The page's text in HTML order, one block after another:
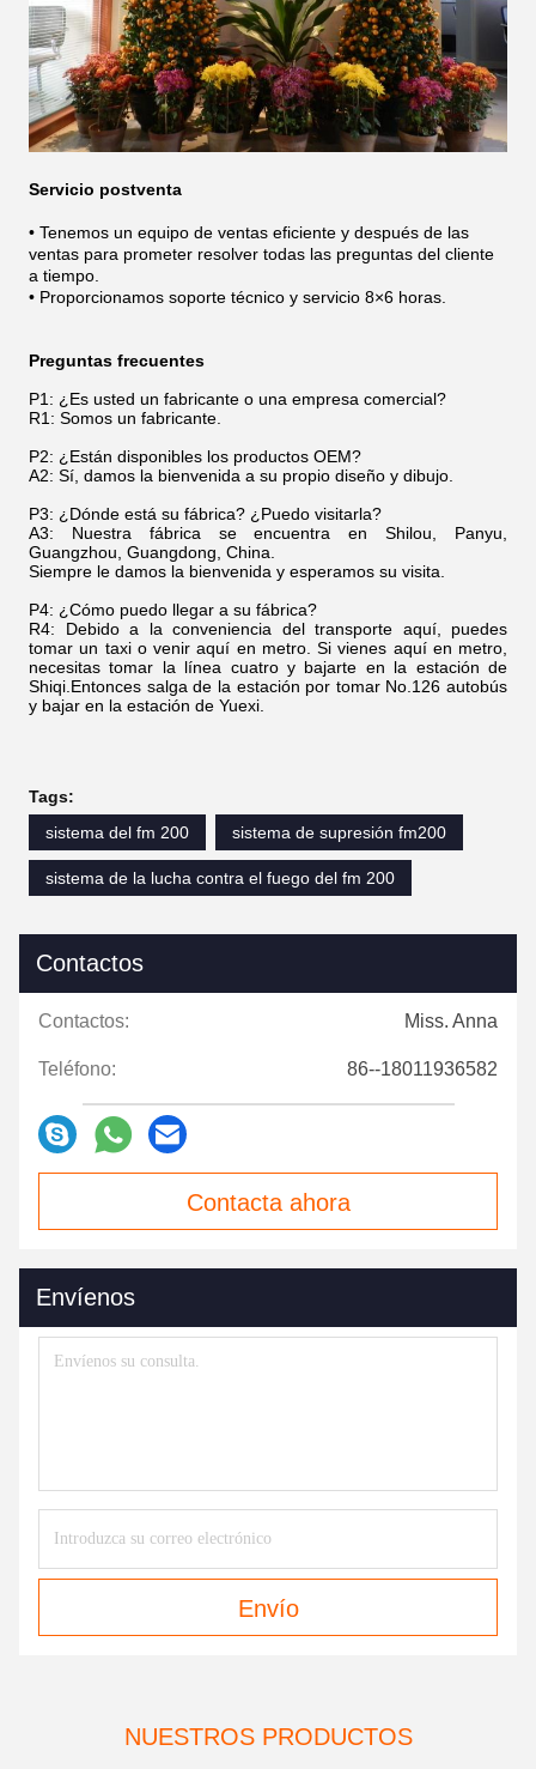
Servicio postventa
• Tenemos un equipo de ventas eficiente y después de las
ventas para prometer resolver todas las preguntas del cliente
a tiempo.
• Proporcionamos soporte técnico y servicio 8×6 horas.
Preguntas frecuentes
P1: ¿Es usted un fabricante o una empresa comercial?
R1: Somos un fabricante.
P2: ¿Están disponibles los productos OEM?
A2: Sí, damos la bienvenida a su propio diseño y dibujo.
P3: ¿Dónde está su fábrica? ¿Puedo visitarla?
A3: Nuestra fábrica se encuentra en Shilou, Panyu,
Guangzhou, Guangdong, China.
Siempre le damos la bienvenida y esperamos su visita.
P4: ¿Cómo puedo llegar a su fábrica?
R4: Debido a la conveniencia del transporte aquí, puedes
tomar un taxi o venir aquí en metro. Si vienes aquí en metro,
necesitas tomar la línea cuatro y bajarte en la estación de
Shiqi.Entonces salga de la estación por tomar No.126 autobús
y bajar en la estación de Yuexi.
Tags:
sistema del fm 200
sistema de supresión fm200
sistema de la lucha contra el fuego del fm 200
Contactos
Contactos: Miss. Anna
Teléfono: 86--18011936582
Contacta ahora
Envíenos
Envío
NUESTROS PRODUCTOS